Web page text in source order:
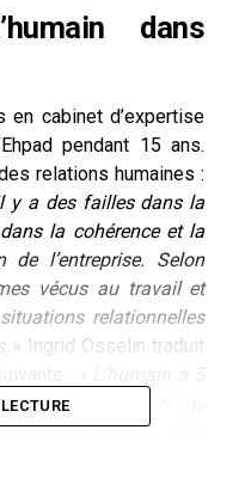
dans
cabinet d’expertise
pendant 15 ans.
relations humaines :
y a des failles dans la
la cohérence et la
de l’entreprise. Selon
vécus au travail et
relationnelles
» Ingrid Osselin traduit
travaille sur le 7